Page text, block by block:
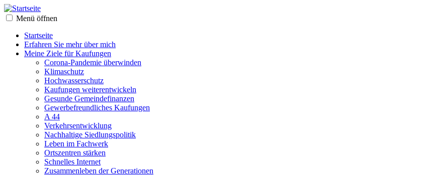
Menü öffnen
Startseite
Erfahren Sie mehr über mich
Meine Ziele für Kaufungen
Corona-Pandemie überwinden
Klimaschutz
Hochwasserschutz
Kaufungen weiterentwickeln
Gesunde Gemeindefinanzen
Gewerbefreundliches Kaufungen
A 44
Verkehrsentwicklung
Nachhaltige Siedlungspolitik
Leben im Fachwerk
Ortszentren stärken
Schnelles Internet
Zusammenleben der Generationen